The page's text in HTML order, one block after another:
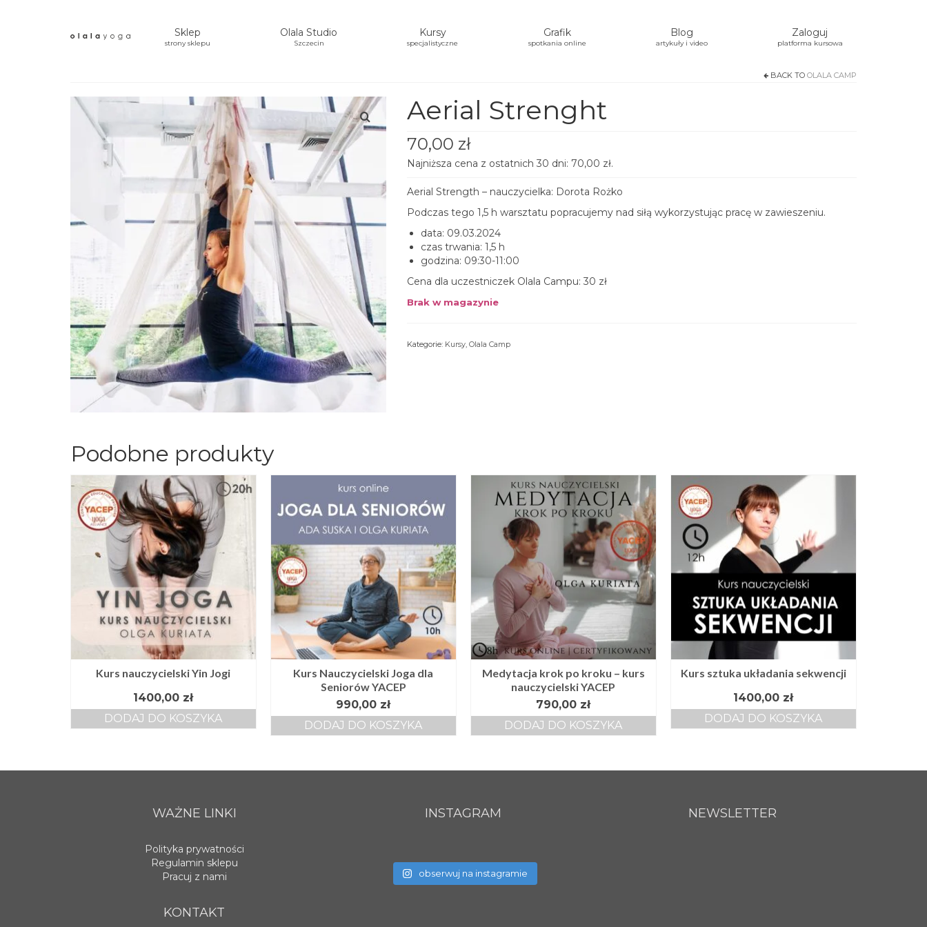
Sklep
strony sklepu
Olala Studio
Szczecin
Kursy
specjalistyczne
Grafik
spotkania online
Blog
artykuły i video
Zaloguj
platforma kursowa
BACK TO OLALA CAMP
Aerial Strenght
70,00 zł
Najniższa cena z ostatnich 30 dni: 70,00 zł.
Aerial Strength – nauczycielka: Dorota Rożko
Podczas tego 1,5 h warsztatu popracujemy nad siłą wykorzystując pracę w zawieszeniu.
data: 09.03.2024
czas trwania: 1,5 h
godzina: 09:30-11:00
Cena dla uczestniczek Olala Campu: 30 zł
Brak w magazynie
Kategorie: Kursy, Olala Camp
Podobne produkty
Kurs nauczycielski Yin Jogi
1400,00 zł
DODAJ DO KOSZYKA
Kurs Nauczycielski Joga dla
Seniorów YACEP
990,00 zł
DODAJ DO KOSZYKA
Medytacja krok po kroku – kurs
nauczycielski YACEP
790,00 zł
DODAJ DO KOSZYKA
Kurs sztuka układania sekwencji
1400,00 zł
DODAJ DO KOSZYKA
WAŻNE LINKI
Polityka prywatności
Regulamin sklepu
Pracuj z nami
KONTAKT
INSTAGRAM
obserwuj na instagramie
NEWSLETTER